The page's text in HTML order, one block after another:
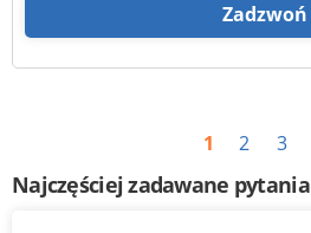
Zadzwoń
1 2 3
Najczęściej zadawane pytania